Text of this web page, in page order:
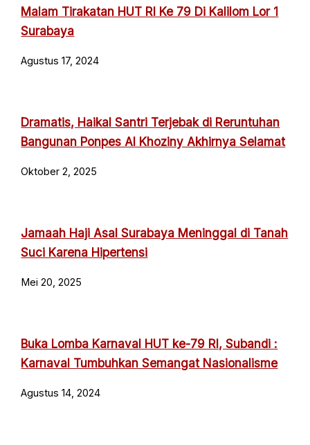
Malam Tirakatan HUT RI Ke 79 Di Kalilom Lor 1
Surabaya
Agustus 17, 2024
Dramatis, Haikal Santri Terjebak di Reruntuhan
Bangunan Ponpes Al Khoziny Akhirnya Selamat
Oktober 2, 2025
Jamaah Haji Asal Surabaya Meninggal di Tanah
Suci Karena Hipertensi
Mei 20, 2025
Buka Lomba Karnaval HUT ke-79 RI, Subandi :
Karnaval Tumbuhkan Semangat Nasionalisme
Agustus 14, 2024